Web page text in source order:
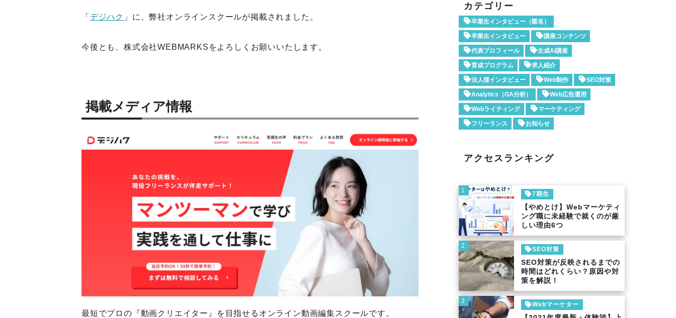
「 デジハク 」に、弊社オンラインスクールが掲載されました。
今後とも、株式会社WEBMARKSをよろしくお願いいたします。
掲載メディア情報
最短でプロの『動画クリエイター』を目指せるオンライン動画編集スクールです。
カテゴリー
卒業生インタビュー（匿名）
卒業生インタビュー 講座コンテンツ
代表プロフィール 生成AI講座
育成プログラム 求人紹介
法人様インタビュー Web制作 SEO対策
Analytics（GA分析） Web広告運用
Webライティング マーケティング
フリーランス お知らせ
アクセスランキング
1
7期生
【やめとけ】Webマーケティ
ング職に未経験で就くのが厳
しい理由6つ
2
SEO対策
SEO対策が反映されるまでの
時間はどれくらい？原因や対
策を解説！
3
Webマーケター